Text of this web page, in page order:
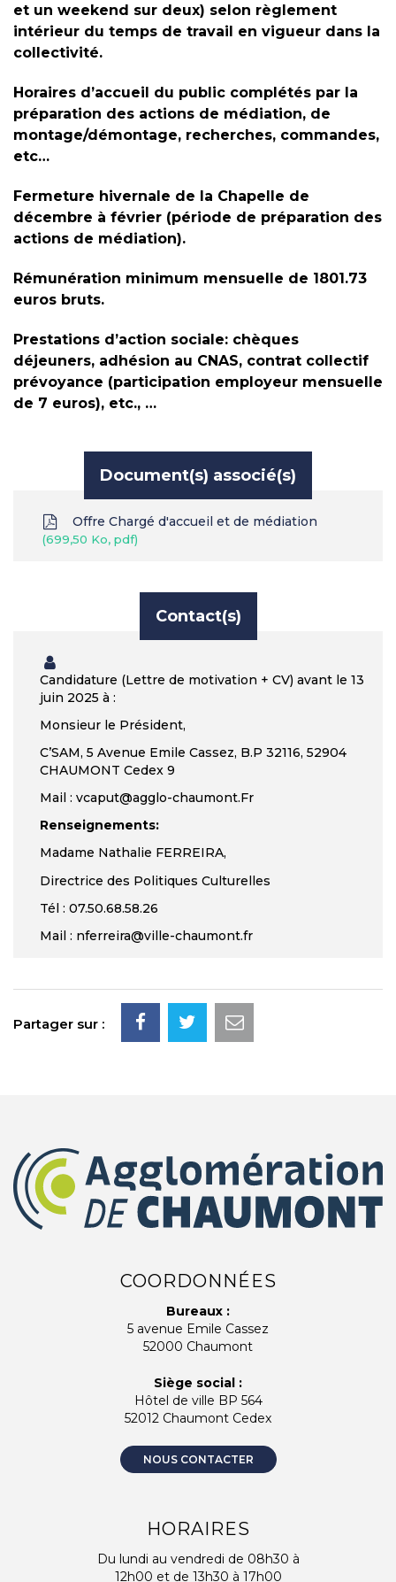
et un weekend sur deux) selon règlement
intérieur du temps de travail en vigueur dans la
collectivité.
Horaires d’accueil du public complétés par la
préparation des actions de médiation, de
montage/démontage, recherches, commandes,
etc…
Fermeture hivernale de la Chapelle de
décembre à février (période de préparation des
actions de médiation).
Rémunération minimum mensuelle de 1801.73
euros bruts.
Prestations d’action sociale: chèques
déjeuners, adhésion au CNAS, contrat collectif
prévoyance (participation employeur mensuelle
de 7 euros), etc., …
Document(s) associé(s)
Offre Chargé d'accueil et de médiation
699,50 Ko, pdf
Contact(s)
Candidature (Lettre de motivation + CV) avant le 13
juin 2025 à :
Monsieur le Président,
C’SAM, 5 Avenue Emile Cassez, B.P 32116, 52904
CHAUMONT Cedex 9
Mail : vcaput@agglo-chaumont.Fr
Renseignements:
Madame Nathalie FERREIRA,
Directrice des Politiques Culturelles
Tél : 07.50.68.58.26
Mail : nferreira@ville-chaumont.fr
Partager sur :
COORDONNÉES
Bureaux :
5 avenue Emile Cassez
52000 Chaumont
Siège social :
Hôtel de ville BP 564
52012 Chaumont Cedex
NOUS CONTACTER
HORAIRES
Du lundi au vendredi de 08h30 à
12h00 et de 13h30 à 17h00